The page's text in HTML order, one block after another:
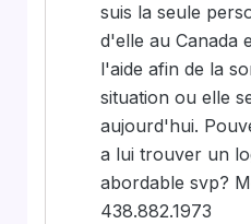
suis la seule
d'elle au Canada
l'aide afin de la
situation ou elle
aujourd'hui.
a lui trouver un
abordable svp?
438.882.1973